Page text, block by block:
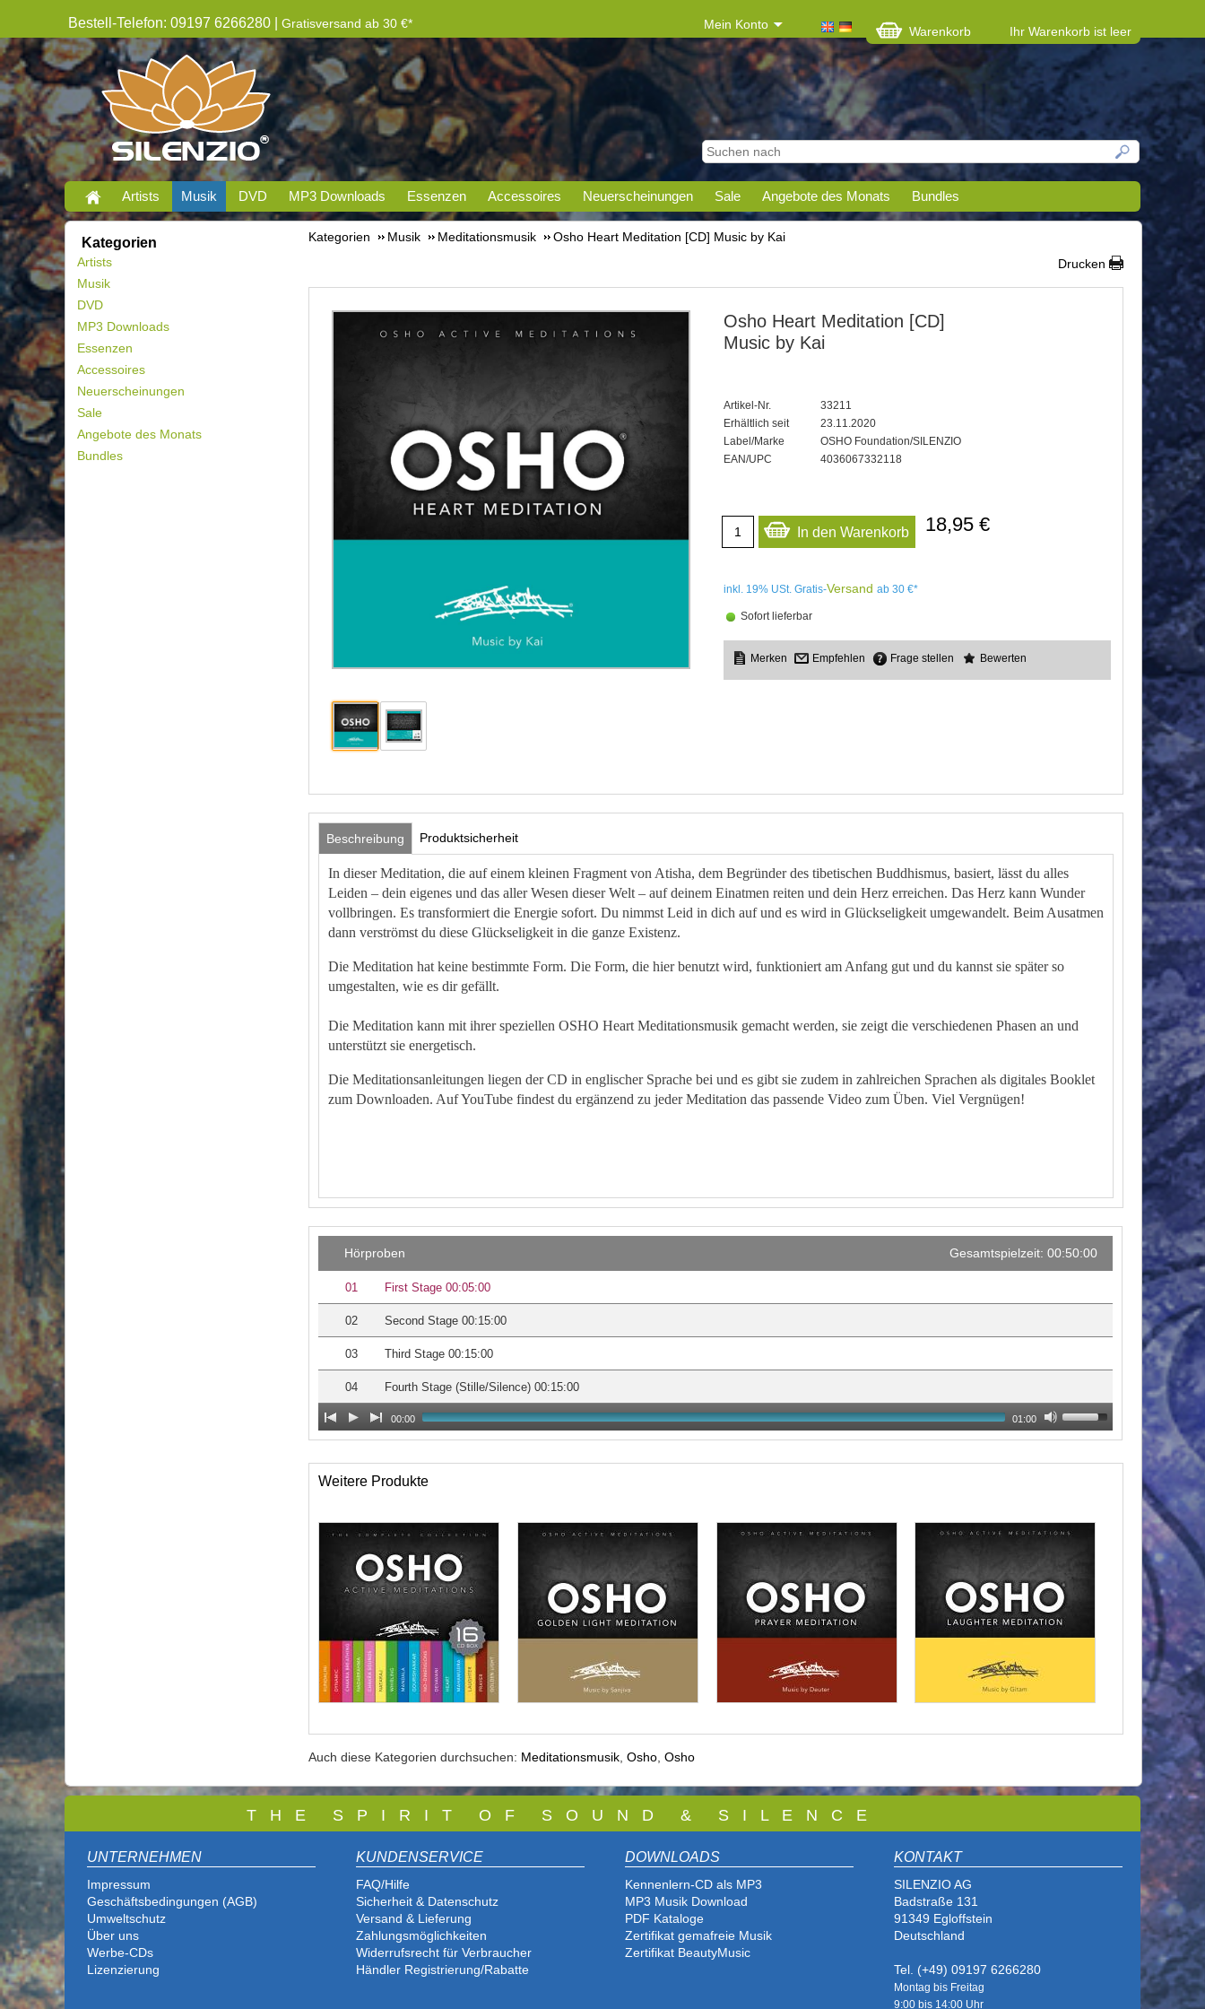
Bestell-Telefon: 09197 6266280 | Gratisversand ab 30 €* Mein Konto Warenkorb Ihr Warenkorb ist leer
Artists Musik DVD MP3 Downloads Essenzen Accessoires Neuerscheinungen Sale Angebote des Monats Bundles
Kategorien
Artists
Musik
DVD
MP3 Downloads
Essenzen
Accessoires
Neuerscheinungen
Sale
Angebote des Monats
Bundles
Kategorien Musik Meditationsmusik
Osho Heart Meditation [CD] Music by Kai
Drucken
Osho Heart Meditation [CD]
Music by Kai
Artikel-Nr.
33211
Erhältlich seit
23.11.2020
Label/Marke
OSHO Foundation/SILENZIO
EAN/UPC
4036067332118
In den Warenkorb 18,95 €
inkl. 19% USt. Gratis-Versand ab 30 €*
Sofort lieferbar
Empfehlen Frage stellen Bewerten
Beschreibung Produktsicherheit
In dieser Meditation, die auf einem kleinen Fragment von Atisha, dem Begründer des tibetischen Buddhismus, basiert, lässt du alles
Leiden – dein eigenes und das aller Wesen dieser Welt – auf deinem Einatmen reiten und dein Herz erreichen. Das Herz kann Wunder
vollbringen. Es transformiert die Energie sofort. Du nimmst Leid in dich auf und es wird in Glückseligkeit umgewandelt. Beim Ausatmen
dann verströmst du diese Glückseligkeit in die ganze Existenz.
Die Meditation hat keine bestimmte Form. Die Form, die hier benutzt wird, funktioniert am Anfang gut und du kannst sie später so
umgestalten, wie es dir gefällt.
Die Meditation kann mit ihrer speziellen OSHO Heart Meditationsmusik gemacht werden, sie zeigt die verschiedenen Phasen an und
unterstützt sie energetisch.
Die Meditationsanleitungen liegen der CD in englischer Sprache bei und es gibt sie zudem in zahlreichen Sprachen als digitales Booklet
zum Downloaden. Auf YouTube findest du ergänzend zu jeder Meditation das passende Video zum Üben. Viel Vergnügen!
Hörproben Gesamtspielzeit: 00:50:00
01 First Stage 00:05:00
02 Second Stage 00:15:00
03 Third Stage 00:15:00
04 Fourth Stage (Stille/Silence) 00:15:00
00:00 01:00
Weitere Produkte
Auch diese Kategorien durchsuchen: Meditationsmusik Osho Osho
T H E S P I R I T O F S O U N D & S I L E N C E
UNTERNEHMEN
Impressum
Geschäftsbedingungen (AGB)
Umweltschutz
Über uns
Werbe-CDs
Lizenzierung
KUNDENSERVICE
FAQ/Hilfe
Sicherheit & Datenschutz
Versand & Lieferung
Zahlungsmöglichkeiten
Widerrufsrecht für Verbraucher
Händler Registrierung/Rabatte
DOWNLOADS
Kennenlern-CD als MP3
MP3 Musik Download
PDF Kataloge
Zertifikat gemafreie Musik
Zertifikat BeautyMusic
KONTAKT
SILENZIO AG
Badstraße 131
91349 Egloffstein
Deutschland
Tel. (+49) 09197 6266280
Montag bis Freitag
9:00 bis 14:00 Uhr